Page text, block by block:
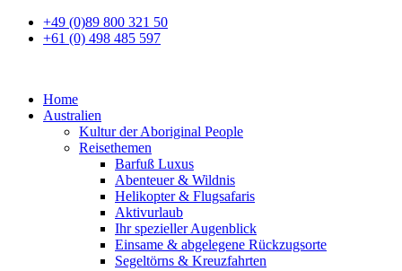
+49 (0)89 800 321 50
+61 (0) 498 485 597
Home
Australien
Kultur der Aboriginal People
Reisethemen
Barfuß Luxus
Abenteuer & Wildnis
Helikopter & Flugsafaris
Aktivurlaub
Ihr spezieller Augenblick
Einsame & abgelegene Rückzugsorte
Segeltörns & Kreuzfahrten